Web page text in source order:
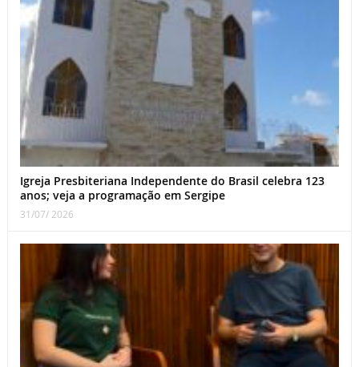
Igreja Presbiteriana Independente do Brasil celebra 123
anos; veja a programação em Sergipe
31/07/ 2026